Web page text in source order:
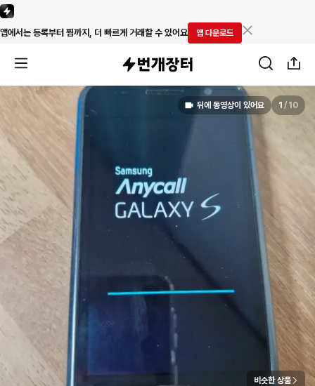
앱에서는 등록부터 찜까지, 더 빠르게 거래할 수 있어요 앱 다운로드
뒤에 동영상이 있어요 1 / 10
비슷한 상품